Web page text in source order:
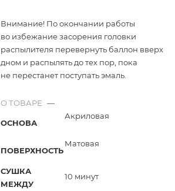
Внимание! По окончании работы
во избежание засорения головки
распылителя перевернуть баллон вверх
дном и распылять до тех пор, пока
не перестанет поступать эмаль.
О ТОВАРЕ —
ОСНОВА
Акриловая
ПОВЕРХНОСТЬ
Матовая
СУШКА
МЕЖДУ
10 минут